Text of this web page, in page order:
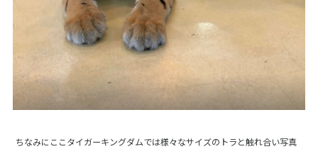
ちなみにここタイガーキングダムでは様々なサイズのトラと触れ合い写真